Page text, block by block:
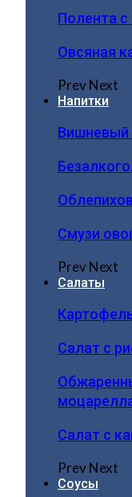
Полента
Овсяная
PrevNext
Напитки
Вишневый
Смузи
PrevNext
Салаты
Салат с
Салат с
PrevNext
Соусы